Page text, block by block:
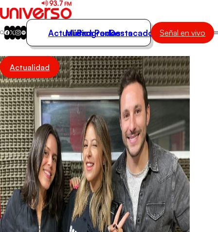
Actualidad
Música
Programas
Podcasts
Destacados
Actualidad
Música
Programas
Podcasts
Destacados Señal en vivo
Actualidad